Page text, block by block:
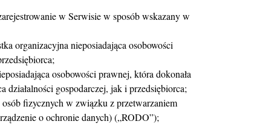
w Serwisie w sposób wskazany w
organizacyjna nieposiadająca osobowości
osobowości prawnej, która dokonała
gospodarczej, jak i przedsiębiorca;
fizycznych w związku z przetwarzaniem
o ochronie danych) („RODO”);